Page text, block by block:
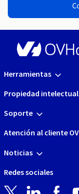
Herramientas
Propiedad intelectual
Soporte
Atención al cliente
Noticias
Redes sociales